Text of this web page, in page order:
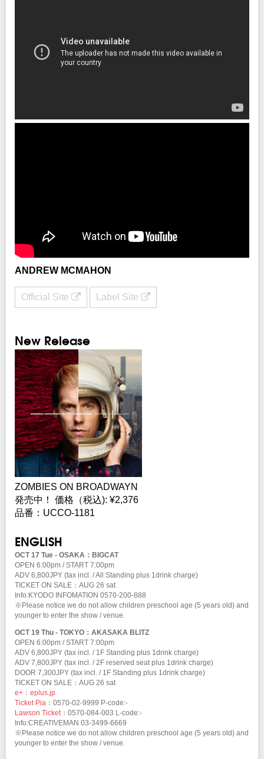
ANDREW MCMAHON
Official Site Label Site
New Release
ZOMBIES ON BROADWAYN
発売中！ 価格（税込): ¥2,376
品番：UCCO-1181
ENGLISH
OCT 17 Tue - OSAKA：BIGCAT
OPEN 6:00pm / START 7:00pm
ADV 6,800JPY (tax incl. / All Standing plus 1drink charge)
TICKET ON SALE：AUG 26 sat
Info:KYODO INFOMATION 0570-200-888
※Please notice we do not allow children preschool age (5 years old) and
younger to enter the show / venue.
OCT 19 Thu - TOKYO：AKASAKA BLITZ
OPEN 6:00pm / START 7:00pm
ADV 6,800JPY (tax incl. / 1F Standing plus 1drink charge)
ADV 7,800JPY (tax incl. / 2F reserved seat plus 1drink charge)
DOOR 7,300JPY (tax incl. / 1F Standing plus 1drink charge)
TICKET ON SALE：AUG 26 sat
e+ ： eplus.jp
Ticket Pia ：0570-02-9999 P-code:-
Lawson Ticket：0570-084-003 L-code:-
Info:CREATIVEMAN 03-3499-6669
※Please notice we do not allow children preschool age (5 years old) and
younger to enter the show / venue.